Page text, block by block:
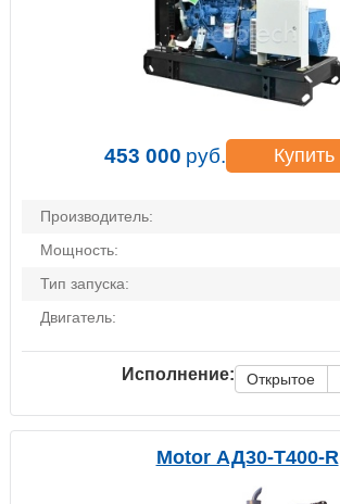
453 000 руб. Купить
Производитель:
Мощность:
Тип запуска:
Двигатель:
Исполнение: Открытое
Motor АД30-Т400-R